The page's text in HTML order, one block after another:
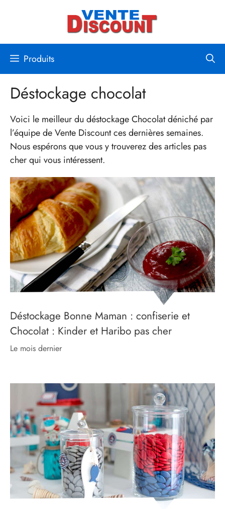
Produits
Déstockage chocolat
Voici le meilleur du déstockage Chocolat déniché par
l’équipe de Vente Discount ces dernières semaines.
Nous espérons que vous y trouverez des articles pas
cher qui vous intéressent.
Déstockage Bonne Maman : confiserie et
Chocolat : Kinder et Haribo pas cher
le mois dernier